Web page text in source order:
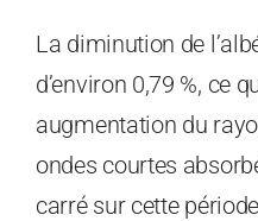
La diminution de
d’environ 0,79 %, ce
augmentation du
ondes courtes
carré sur cette